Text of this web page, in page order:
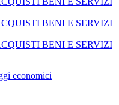
BENI E SERVIZI
BENI E SERVIZI
economici